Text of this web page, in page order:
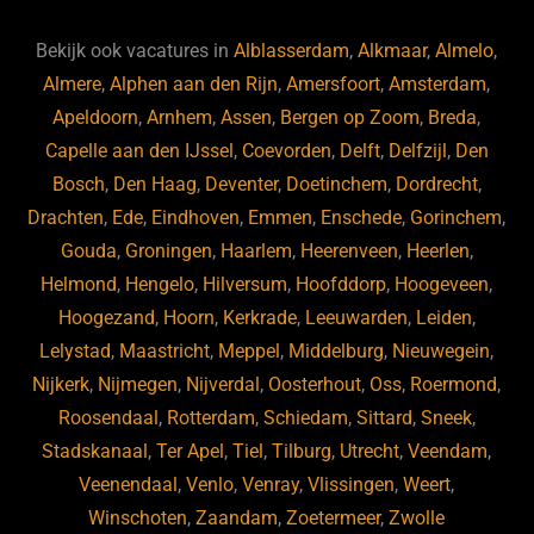
b
o
o
k
ky dI
n
Bekijk ook vacatures inAlblasserdam,Alkmaar,Almelo,
Almere,Alphen aan den Rijn,Amersfoort,Amsterdam,
Apeldoorn,Arnhem,Assen, Bergen op Zoom, Breda,
Capelle aan den IJssel , Coevorden, Delft, Delfzijl , Den
Bosch, Den Haag, Deventer, Doetinchem, Dordrecht,
Drachten, Ede, Eindhoven, Emmen, Enschede, Gorinchem,
Gouda, Groningen, Haarlem, Heerenveen, Heerlen,
Helmond, Hengelo, Hilversum, Hoofddorp, Hoogeveen,
Hoogezand, Hoorn, Kerkrade, Leeuwarden, Leiden,
Lelystad, Maastricht, Meppel , Middelburg, Nieuwegein,
Nijkerk, Nijmegen, Nijverdal , Oosterhout, Oss, Roermond,
Roosendaal , Rotterdam, Schiedam, Sittard, Sneek,
Stadskanaal ,Ter Apel ,Tiel ,Tilburg, Utrecht,Veendam,
Veenendaal ,Venlo,Venray,Vlissingen,Weert,
Winschoten,Zaandam,Zoetermeer,Zwolle